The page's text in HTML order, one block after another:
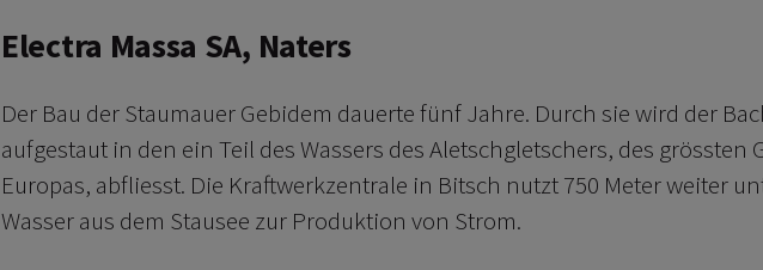
Electra Massa SA, Naters
Der Bau der Staumauer Gebidem dauerte fünf Jahre. Durch sie wird der
aufgestaut in den ein Teil des Wassers des Aletschgletschers, des grössten
Europas, abfliesst. Die Kraftwerkzentrale in Bitsch nutzt 750 Meter weiter
Wasser aus dem Stausee zur Produktion von Strom.